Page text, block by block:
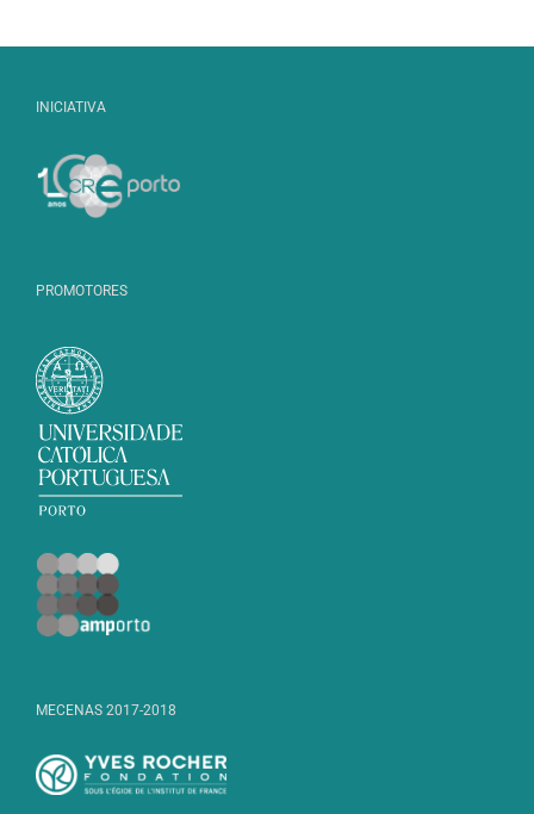
INICIATIVA
PROMOTORES
MECENAS 2017-2018